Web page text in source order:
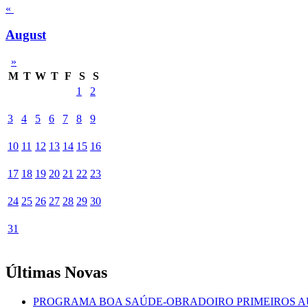
«
August
»
M T W T F S
S
1
2
3 4 5 6 7 8 9
10 11 12 13 14 15 16
17 18 19 20 21 22 23
24 25 26 27 28 29 30
31
Últimas Novas
PROGRAMA BOA SAÚDE-OBRADOIRO PRIMEIROS